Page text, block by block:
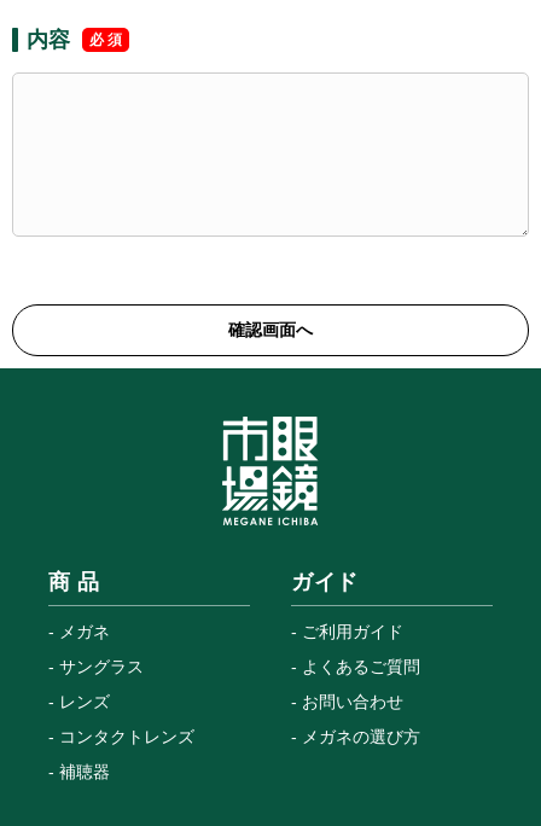
内容
商 品
メガネ
サングラス
レンズ
コンタクトレンズ
補聴器
ガイド
ご利用ガイド
よくあるご質問
お問い合わせ
メガネの選び方